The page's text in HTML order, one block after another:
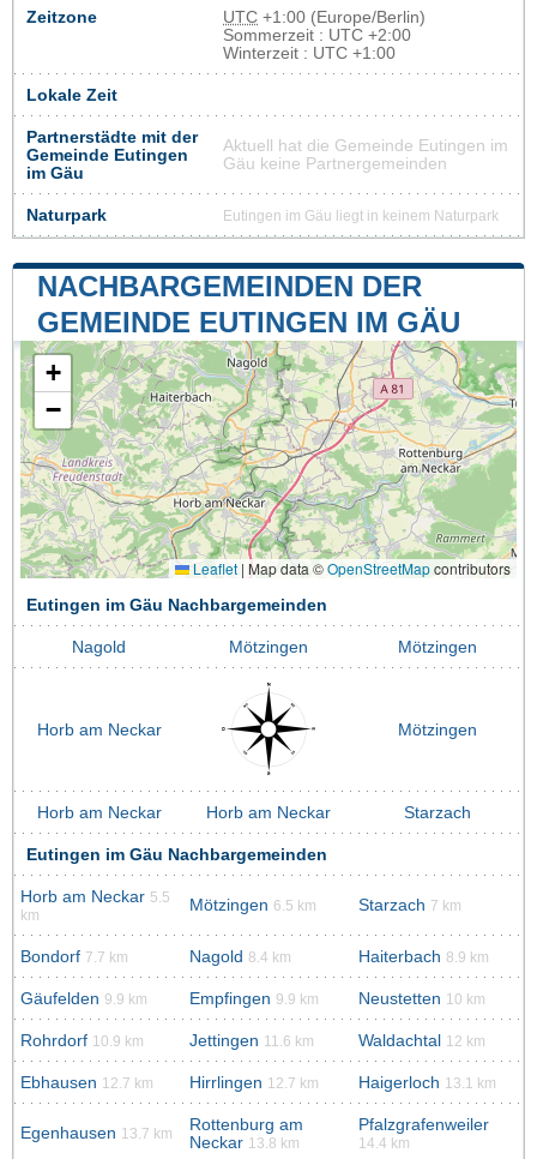
Zeitzone UTC +1:00 (Europe/Berlin)
Sommerzeit : UTC +2:00
Winterzeit : UTC +1:00
Lokale Zeit
Partnerstädte mit der
Gemeinde Eutingen
im Gäu
Aktuell hat die Gemeinde Eutingen im
Gäu keine Partnergemeinden
Naturpark Eutingen im Gäu liegt in keinem Naturpark
NACHBARGEMEINDEN DER
GEMEINDE EUTINGEN IM GÄU
+
−
Leaflet | Map data ©OpenStreetMapcontributors
Eutingen im Gäu Nachbargemeinden
Nagold Mötzingen Mötzingen
Horb am Neckar Mötzingen
Horb am Neckar Horb am Neckar Starzach
Eutingen im Gäu Nachbargemeinden
Horb am Neckar 5.5
km
Mötzingen 6.5 km Starzach 7 km
Bondorf 7.7 km Nagold 8.4 km Haiterbach 8.9 km
Gäufelden 9.9 km Empfingen 9.9 km Neustetten 10 km
Rohrdorf 10.9 km Jettingen 11.6 km Waldachtal 12 km
Ebhausen 12.7 km Hirrlingen 12.7 km Haigerloch 13.1 km
Egenhausen 13.7 km
Rottenburg am
Neckar 13.8 km
Pfalzgrafenweiler
14.4 km